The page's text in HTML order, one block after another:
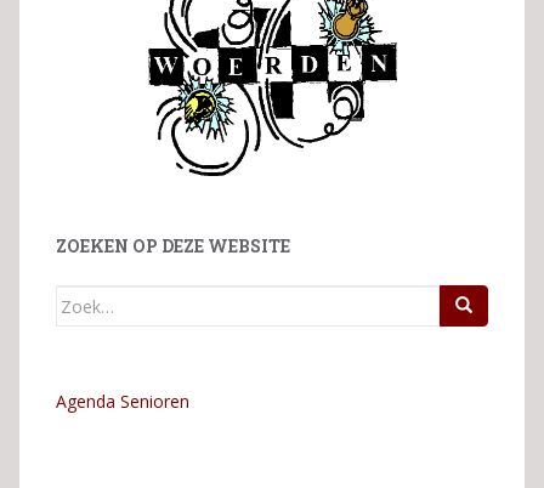
ZOEKEN OP DEZE WEBSITE
Zoek
Agenda Senioren